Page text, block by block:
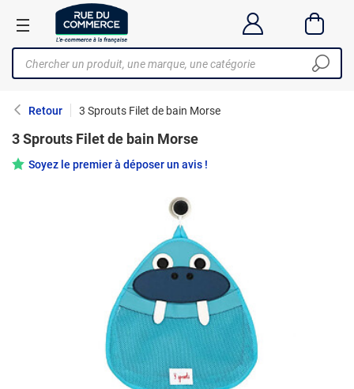
Retour 3 Sprouts Filet de bain Morse
3 Sprouts Filet de bain Morse
Soyez le premier à déposer un avis !